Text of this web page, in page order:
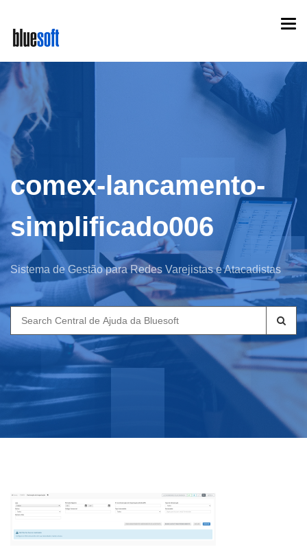
main
content
comex-lancamento-
simplificado006
Sistema de Gestão para Redes Varejistas e Atacadistas
Search
for: